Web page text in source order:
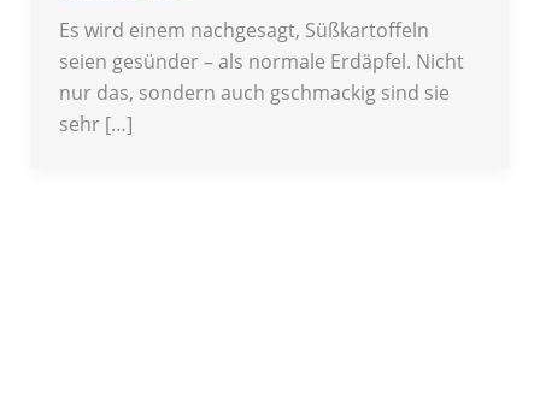
Es wird einem nachgesagt, Süßkartoffeln
seien gesünder – als normale Erdäpfel. Nicht
nur das, sondern auch gschmackig sind sie
sehr […]